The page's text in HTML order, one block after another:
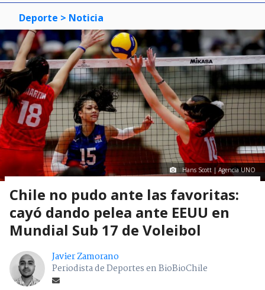
Deporte > Noticia
Hans Scott | Agencia UNO
Chile no pudo ante las favoritas:
cayó dando pelea ante EEUU en
Mundial Sub 17 de Voleibol
Javier Zamorano
Periodista de Deportes en BioBioChile